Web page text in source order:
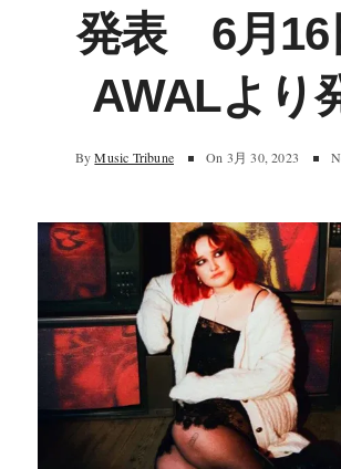
発表 6月16
AWALより
By Music Tribune On 3月 30, 2023